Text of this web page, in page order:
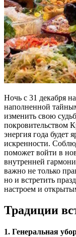
Ночь с 31 декабря
наполненной
изменить свою
покровительством
энергия года будет
искренности.
поможет войти в
внутренней
важно не только
но и встретить
настроем и
Традиции
1. Генеральная